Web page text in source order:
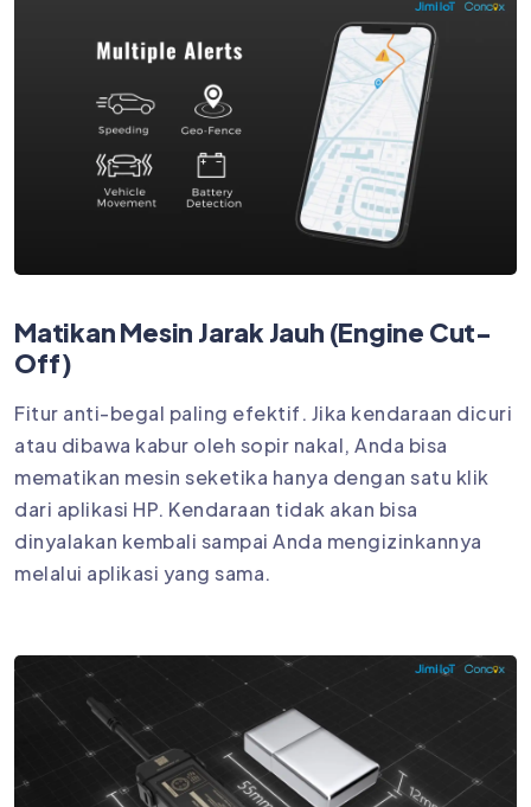
Matikan Mesin Jarak Jauh (Engine Cut-
Off)
Fitur anti-begal paling efektif. Jika kendaraan dicuri
atau dibawa kabur oleh sopir nakal, Anda bisa
mematikan mesin seketika hanya dengan satu klik
dari aplikasi HP. Kendaraan tidak akan bisa
dinyalakan kembali sampai Anda mengizinkannya
melalui aplikasi yang sama.